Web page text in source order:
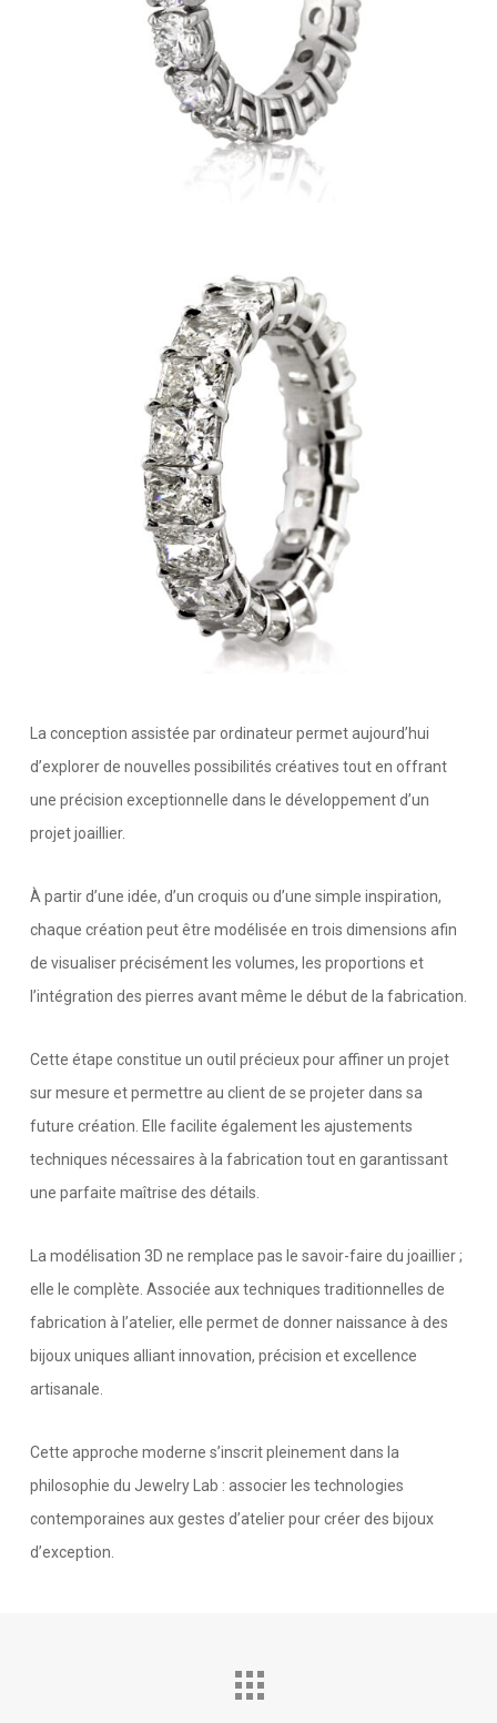
La conception assistée par ordinateur permet aujourd’hui
d’explorer de nouvelles possibilités créatives tout en offrant
une précision exceptionnelle dans le développement d’un
projet joaillier.
À partir d’une idée, d’un croquis ou d’une simple inspiration,
chaque création peut être modélisée en trois dimensions afin
de visualiser précisément les volumes, les proportions et
l’intégration des pierres avant même le début de la fabrication.
Cette étape constitue un outil précieux pour affiner un projet
sur mesure et permettre au client de se projeter dans sa
future création. Elle facilite également les ajustements
techniques nécessaires à la fabrication tout en garantissant
une parfaite maîtrise des détails.
La modélisation 3D ne remplace pas le savoir-faire du joaillier ;
elle le complète. Associée aux techniques traditionnelles de
fabrication à l’atelier, elle permet de donner naissance à des
bijoux uniques alliant innovation, précision et excellence
artisanale.
Cette approche moderne s’inscrit pleinement dans la
philosophie du Jewelry Lab : associer les technologies
contemporaines aux gestes d’atelier pour créer des bijoux
d’exception.